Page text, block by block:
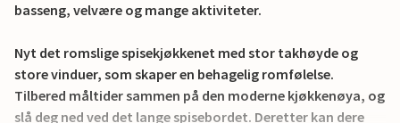
basseng, velvære og mange aktiviteter.
Nyt det romslige spisekjøkkenet med stor takhøyde og
store vinduer, som skaper en behagelig romfølelse.
Tilbered måltider sammen på den moderne kjøkkenøya, og
slå deg ned ved det lange spisebordet. Deretter kan dere